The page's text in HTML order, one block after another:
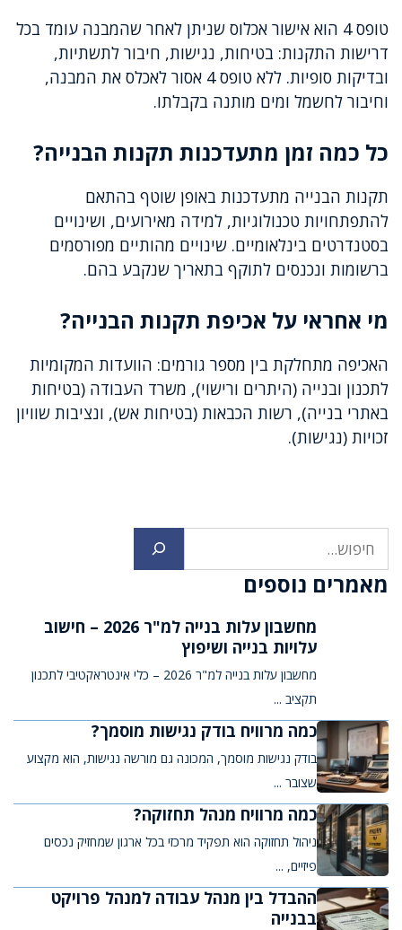
טופס 4 הוא אישור אכלוס שניתן לאחר שהמבנה עומד בכל
דרישות התקנות: בטיחות, נגישות, חיבור לתשתיות,
ובדיקות סופיות. ללא טופס 4 אסור לאכלס את המבנה,
וחיבור לחשמל ומים מותנה בקבלתו.
כל כמה זמן מתעדכנות תקנות הבנייה?
תקנות הבנייה מתעדכנות באופן שוטף בהתאם
להתפתחויות טכנולוגיות, למידה מאירועים, ושינויים
בסטנדרטים בינלאומיים. שינויים מהותיים מפורסמים
ברשומות ונכנסים לתוקף בתאריך שנקבע בהם.
מי אחראי על אכיפת תקנות הבנייה?
האכיפה מתחלקת בין מספר גורמים: הוועדות המקומיות
לתכנון ובנייה (היתרים ורישוי), משרד העבודה (בטיחות
באתרי בנייה), רשות הכבאות (בטיחות אש), ונציבות שוויון
זכויות (נגישות).
מאמרים נוספים
מחשבון עלות בנייה למ"ר 2026 – חישוב
עלויות בנייה ושיפוץ
מחשבון עלות בנייה למ"ר 2026 – כלי אינטראקטיבי לתכנון
תקציב ...
כמה מרוויח בודק נגישות מוסמך?
בודק נגישות מוסמך, המכונה גם מורשה נגישות, הוא מקצוע
שצובר ...
כמה מרוויח מנהל תחזוקה?
ניהול תחזוקה הוא תפקיד מרכזי בכל ארגון שמחזיק נכסים
פיזיים, ...
ההבדל בין מנהל עבודה למנהל פרויקט
בבנייה